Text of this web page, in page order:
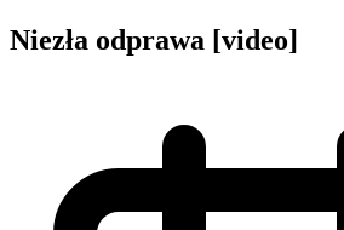
Niezła odprawa [video]